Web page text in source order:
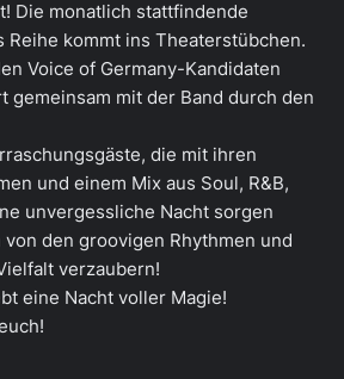
Die monatlich stattfindende
Reihe kommt ins Theaterstübchen.
Voice of Germany-Kandidaten
gemeinsam mit der Band durch den
die mit ihren
und einem Mix aus Soul, R&B,
unvergessliche Nacht sorgen
den groovigen Rhythmen und
verzaubern!
eine Nacht voller Magie!